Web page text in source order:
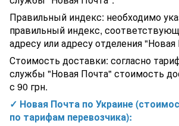
Таблетки для измерения pH AquaDoctor LAB
шт.)
Крестовина ПВХ Hidroten 1001245, 90°, d50
Песочный фильтр для бассейна Hayward
Прожектор светодиодный Aquaviva 227C
Правильный индекс: необходимо
правильный индекс,
адресу или адресу отделения "Новая
Стоимость доставки: согласно
службы "Новая Почта" стоимость
с 90 грн.
✓ Новая Почта по Украине
по тарифам перевозчика):